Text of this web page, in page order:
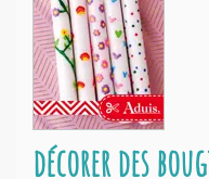
décorer des